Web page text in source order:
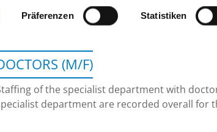
Präferenzen Statistiken
(M/F)
of the specialist department with
department are recorded overall for